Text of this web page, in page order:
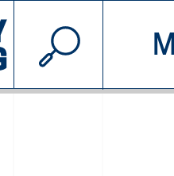
© 2026 EDDYBURG